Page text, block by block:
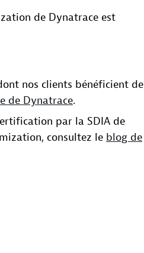
de Dynatrace est
nos clients bénéficient de
de Dynatrace.
par la SDIA de
consultez le blog de